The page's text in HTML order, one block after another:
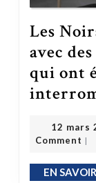
Les
avec
qui ont
12 mars
Comment |
EN